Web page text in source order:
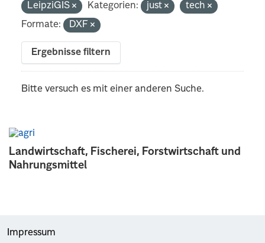
Landwirtschaft, Fischerei, Forstwirtschaft und
Nahrungsmittel
LeipziGIS
Kategorien: just
tech
Formate:
DXF
Ergebnisse filtern
Bitte versuch es mit einer anderen Suche.
Impressum